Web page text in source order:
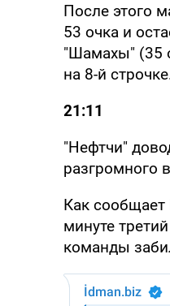
После этого
53 очка и
"Шамахы" (35
на 8-й
21:11
"Нефтчи"
разгромного
Как сообщает
минуте
команды